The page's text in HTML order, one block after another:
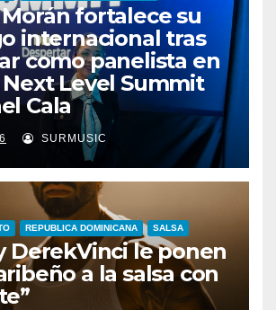
fortalece su
internacional tras
como panelista en
Next Level Summit
Cala
SURMUSIC
REPUBLICA DOMINICANA SALSA
DerekVinci le ponen
a la salsa con